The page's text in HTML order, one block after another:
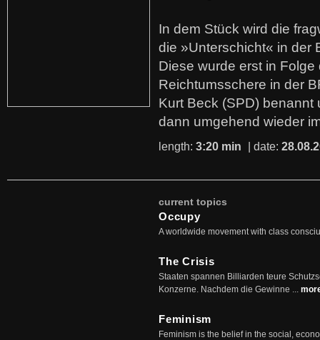
In dem Stück wird die
die »Unterschicht« in der
Diese wurde erst in
Reichtumsschere in der
Kurt Beck (SPD)
dann umgehend wieder
length: 3:20 min | date:
current topics
Occupy
A worldwide movement with class
The Crisis
Staaten spannen Billiarden teure
Konzerne. Nachdem die Gewinne ...
Feminism
Feminism is the belief in the social,